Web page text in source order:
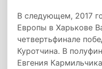
В следующем, 2017
Европы в Харькове
четвертьфинале
Куротчина. В
Евгения